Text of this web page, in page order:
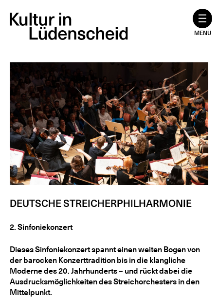
Inhalt
springen
MENÜ
DEUTSCHE STREICHERPHILHARMONIE
2. Sinfoniekonzert
Dieses Sinfoniekonzert spannt einen weiten Bogen von
der barocken Konzerttradition bis in die klangliche
Moderne des 20. Jahrhunderts – und rückt dabei die
Ausdrucksmöglichkeiten des Streichorchesters in den
Mittelpunkt.